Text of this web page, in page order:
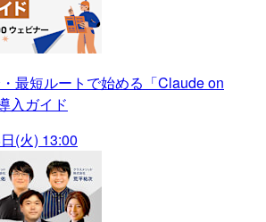
・最短ルートで始める「Claude on
入ガイド
(火) 13:00